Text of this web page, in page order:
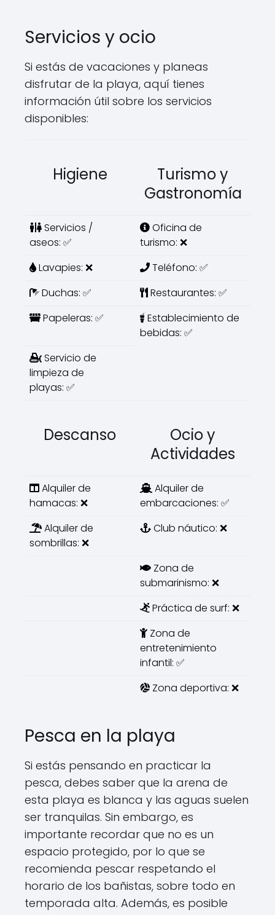
Servicios y ocio
Si estás de vacaciones y planeas
disfrutar de la playa, aquí tienes
información útil sobre los servicios
disponibles:
Higiene
Turismo y
Gastronomía
Servicios /
aseos: ✅
Oficina de
turismo: ❌
Lavapies: ❌
Teléfono: ✅
Duchas: ✅
Restaurantes: ✅
Papeleras: ✅
Establecimiento de
bebidas: ✅
Servicio de
limpieza de
playas: ✅
Descanso
Ocio y
Actividades
Alquiler de
hamacas: ❌
Alquiler de
embarcaciones: ✅
Alquiler de
sombrillas: ❌
Club náutico: ❌
Zona de
submarinismo: ❌
Práctica de surf: ❌
Zona de
entretenimiento
infantil: ✅
Zona deportiva: ❌
Pesca en la playa
Si estás pensando en practicar la
pesca, debes saber que la arena de
esta playa es blanca y las aguas suelen
ser tranquilas. Sin embargo, es
importante recordar que no es un
espacio protegido, por lo que se
recomienda pescar respetando el
horario de los bañistas, sobre todo en
temporada alta. Además, es posible